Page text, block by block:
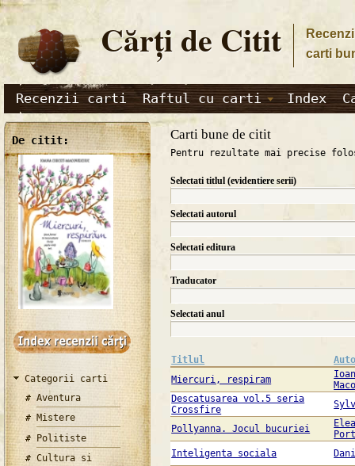
Cărţi de Citit
carti
Recenzii carti Raftul cu carti Index
De citit:
Categorii carti
Aventura
Mistere
Politiste
Cultura si
Carti bune de citit
Pentru rezultate mai precise
Selectati titlul (evidentiere serii)
Selectati autorul
Selectati editura
Traducator
Selectati anul
Titlul
Miercuri, respiram
Descatusarea vol.5 seria
Crossfire
Pollyanna. Jocul bucuriei
Inteligenta sociala